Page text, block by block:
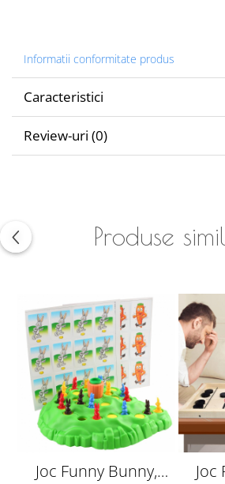
Informatii conformitate produs
Caracteristici
Review-uri (0)
Produse
Joc Funny Bunny,
Joc